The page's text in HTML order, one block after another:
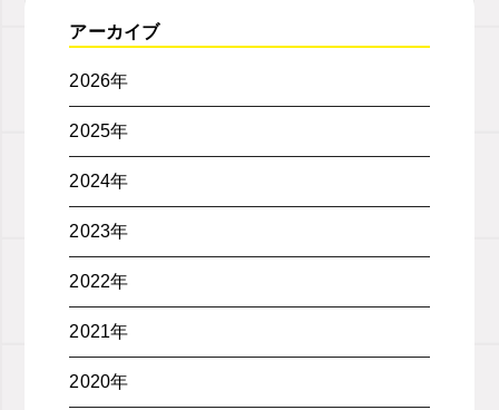
アーカイブ
2026年
2025年
2024年
2023年
2022年
2021年
2020年